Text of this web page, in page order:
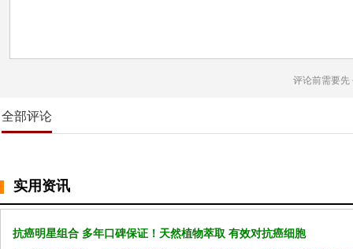
评论前需要先
全部评论
实用资讯
抗癌明星组合 多年口碑保证！天然植物萃取 有效对抗癌细胞